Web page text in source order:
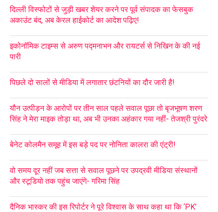
दिल्ली विस्फोटों से जुड़ी खबर शेयर करने पर पूर्व संपादक का फेसबुक
अकाउंट बंद, अब केरल हाईकोर्ट का आदेश पढ़िए!
इकोनॉमिक टाइम्स से अरुण पद्मनाभन और रायटर्स से निखिन के की नई
पारी
पिछले दो सालों से मीडिया में लगातार छंटनियों का दौर जारी है!
यौन उत्पीड़न के आरोपों पर तीन साल पहले सवाल पूछा तो बृजभूषण शरण
सिंह ने मेरा माइक तोड़ा था, अब भी उनका अहंकार गया नहीं- तेजश्री पुरंदरे
बेनेट कोलमैन समूह में इस बड़े पद पर नोनिता कालरा की एंट्री!
वो समय दूर नहीं जब सत्ता से सवाल पूछने पर उपद्रवी मीडिया संस्थानों
और स्टूडियो तक पहुंच जाएंगे- गरिमा सिंह
दैनिक भास्कर की इस रिपोर्टर ने पूरे विश्वास के साथ कहा था कि ‘PK’